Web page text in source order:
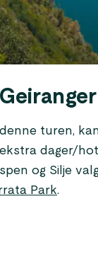
turen,
dager/
og Silje
Park.